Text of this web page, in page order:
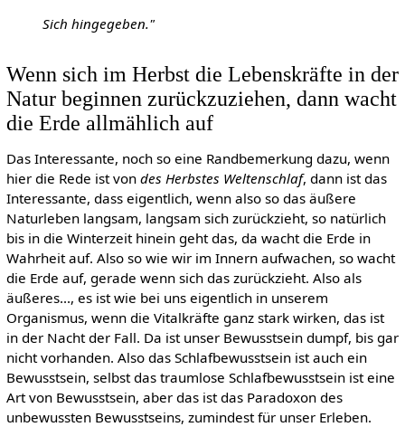
Sich hingegeben."
Wenn sich im Herbst die Lebenskräfte in der
Natur beginnen zurückzuziehen, dann wacht
die Erde allmählich auf
Das Interessante, noch so eine Randbemerkung dazu, wenn
hier die Rede ist von des Herbstes Weltenschlaf, dann ist das
Interessante, dass eigentlich, wenn also so das äußere
Naturleben langsam, langsam sich zurückzieht, so natürlich
bis in die Winterzeit hinein geht das, da wacht die Erde in
Wahrheit auf. Also so wie wir im Innern aufwachen, so wacht
die Erde auf, gerade wenn sich das zurückzieht. Also als
äußeres..., es ist wie bei uns eigentlich in unserem
Organismus, wenn die Vitalkräfte ganz stark wirken, das ist
in der Nacht der Fall. Da ist unser Bewusstsein dumpf, bis gar
nicht vorhanden. Also das Schlafbewusstsein ist auch ein
Bewusstsein, selbst das traumlose Schlafbewusstsein ist eine
Art von Bewusstsein, aber das ist das Paradoxon des
unbewussten Bewusstseins, zumindest für unser Erleben.